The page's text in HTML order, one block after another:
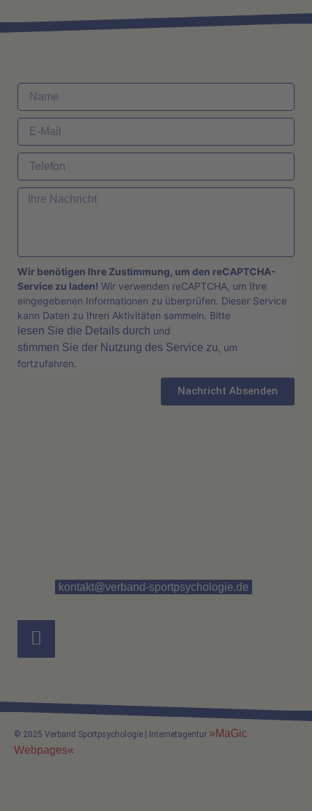
Wir benötigen Ihre Zustimmung, um den reCAPTCHA-
Service zu laden! Wir verwenden reCAPTCHA, um Ihre
eingegebenen Informationen zu überprüfen. Dieser Service
kann Daten zu Ihren Aktivitäten sammeln. Bitte
lesen Sie die Details durch und
stimmen Sie der Nutzung des Service zu , um
fortzufahren.
Nachricht Absenden
kontakt@verband-sportpsychologie.de
© 2025 Verband Sportpsychologie | Internetagentur »MaGic
Webpages«